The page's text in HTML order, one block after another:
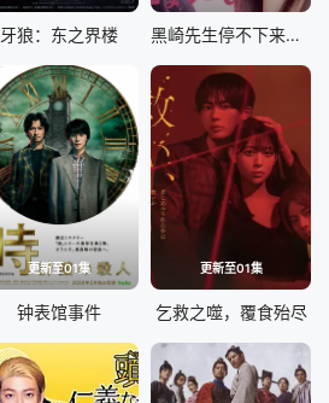
牙狼：东之界楼 黑崎先生停不下来的专一之爱
更新至01集
钟表馆事件
更新至01集
乞救之噬，覆食殆尽